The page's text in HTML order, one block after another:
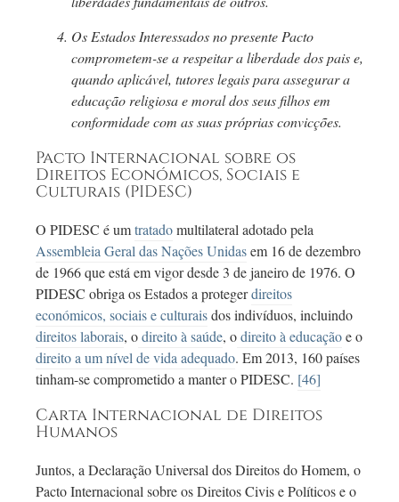
Os Estados Interessados no presente Pacto
comprometem-sea respeitar a liberdade dos pais e,
quando aplicável, tutores legais para assegurar a
educação religiosa e moral dos seus filhos em
conformidade com as suas próprias convicções.
Pacto Internacional sobre os
Direitos Económicos, Sociais e
Culturais (PIDESC)
O PIDESC é umtratadomultilateral adotado pela
Assembleia Geral das Nações Unidasem 16 dedezembro
de 1966 que está em vigor desde 3 dejaneiro de 1976. O
PIDESC obriga os Estados a protegerdireitos
económicos, sociais e culturaisdos indivíduos, incluindo
direitos laborais, odireito à saúde, odireito à educaçãoe o
direito a um nível de vida adequado. Em 2013, 160 países
tinham-secomprometido a manter o PIDESC. [46]
Carta Internacional de Direitos
Humanos
Juntos, a Declaração Universal dos Direitos do Homem, o
Pacto Internacional sobre os Direitos Civis e Políticos e o